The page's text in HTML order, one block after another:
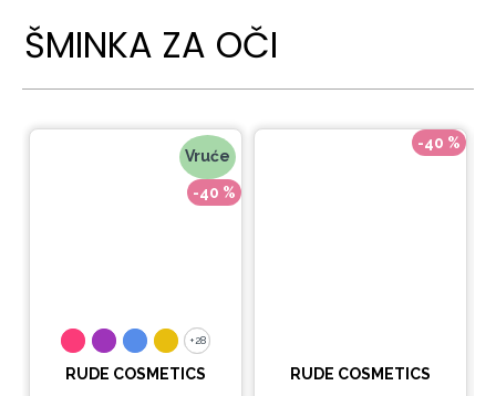
ŠMINKA ZA OČI
Vruće
-40 %
+28
+28
RUDE COSMETICS
-40 %
RUDE COSMETICS